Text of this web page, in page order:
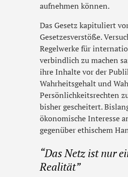
aufnehmen können.
Das Gesetz kapituliert
Gesetzesverstöße.
Regelwerke für
verbindlich zu machen
ihre Inhalte vor der
Wahrheitsgehalt und
Persönlichkeitsrechten
bisher gescheitert.
ökonomische Interesse
gegenüber ethischem
“Das Netz ist nur
Realität”